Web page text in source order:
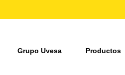
Grupo Uvesa Productos